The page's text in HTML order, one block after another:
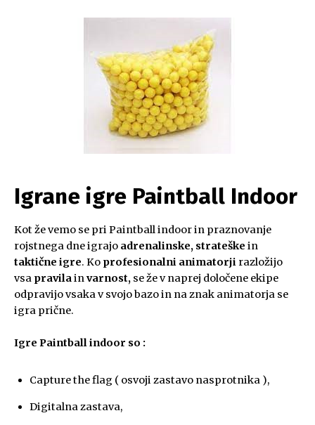
Igrane igre Paintball Indoor
Kot že vemo se pri Paintball indoor in praznovanje
rojstnega dne igrajo adrenalinske, strateške in
taktične igre. Ko profesionalni animatorji razložijo
vsa pravilainvarnost, se že v naprej določene ekipe
odpravijo vsaka v svojo bazo in na znak animatorja se
igra prične.
Igre Paintball indoor so :
Capture the flag ( osvoji zastavo nasprotnika ),
Digitalna zastava,